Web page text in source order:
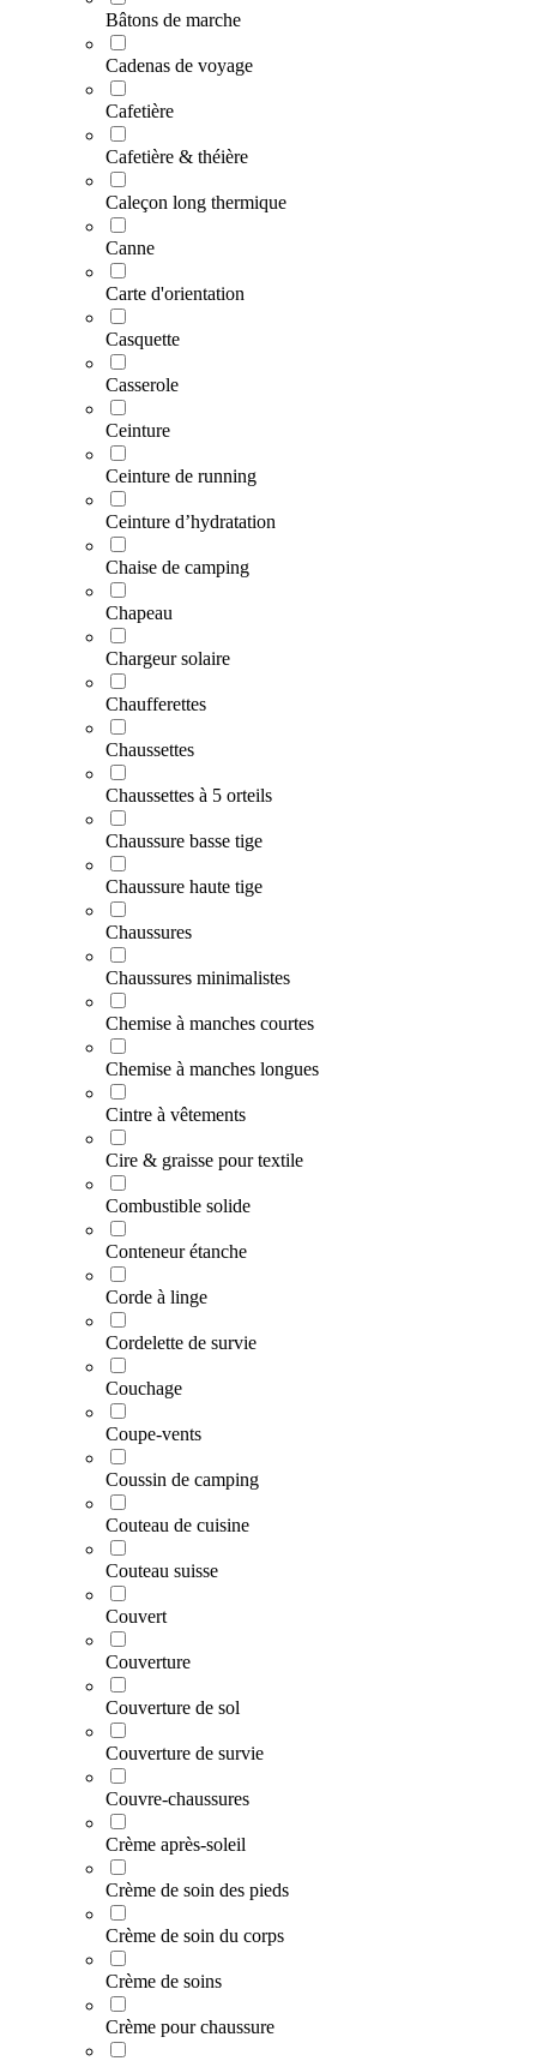
Bâtons de marche
Cadenas de voyage
Cafetière
Cafetière & théière
Caleçon long thermique
Canne
Carte d'orientation
Casquette
Casserole
Ceinture
Ceinture de running
Ceinture d’hydratation
Chaise de camping
Chapeau
Chargeur solaire
Chaufferettes
Chaussettes
Chaussettes à 5 orteils
Chaussure basse tige
Chaussure haute tige
Chaussures
Chaussures minimalistes
Chemise à manches courtes
Chemise à manches longues
Cintre à vêtements
Cire & graisse pour textile
Combustible solide
Conteneur étanche
Corde à linge
Cordelette de survie
Couchage
Coupe-vents
Coussin de camping
Couteau de cuisine
Couteau suisse
Couvert
Couverture
Couverture de sol
Couverture de survie
Couvre-chaussures
Crème après-soleil
Crème de soin des pieds
Crème de soin du corps
Crème de soins
Crème pour chaussure